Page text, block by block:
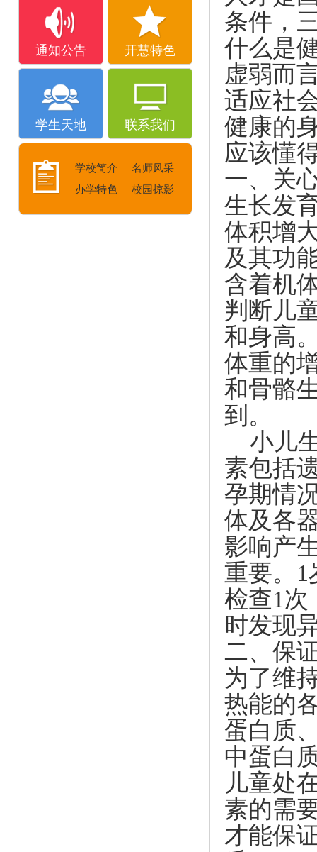
通知公告 开慧特色
学生天地 联系我们
学校简介
名师风采
办学特色
校园掠影
条件，
什么是
虚弱而
适应社
健康的
应该懂
一、关
生长发
体积增
及其功
含着机
判断儿
和身高
体重的
和骨骼
到。
小儿
素包括
孕期情
体及各
影响产
重要。1
检查1次
时发现
二、保
为了维
热能的
蛋白质
中蛋白
儿童处
素的需
才能保